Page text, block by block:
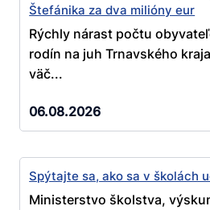
Štefánika za dva milióny eur
Rýchly nárast počtu
rodín na juh Trnavského
väč...
06.08.2026
Spýtajte sa, ako sa v školách
Ministerstvo školstva,